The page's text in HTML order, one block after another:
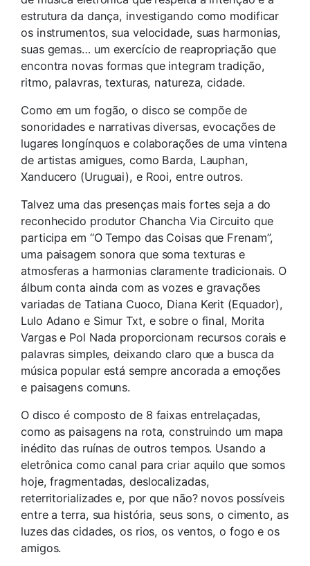
estrutura da dança, investigando como modificar
os instrumentos, sua velocidade, suas harmonias,
suas gemas… um exercício de reapropriação que
encontra novas formas que integram tradição,
ritmo, palavras, texturas, natureza, cidade.
Como em um fogão, o disco se compõe de
sonoridades e narrativas diversas, evocações de
lugares longínquos e colaborações de uma vintena
de artistas amigues, como Barda, Lauphan,
Xanducero (Uruguai), e Rooi, entre outros.
Talvez uma das presenças mais fortes seja a do
reconhecido produtor Chancha Via Circuito que
participa em “O Tempo das Coisas que Frenam”,
uma paisagem sonora que soma texturas e
atmosferas a harmonias claramente tradicionais. O
álbum conta ainda com as vozes e gravações
variadas de Tatiana Cuoco, Diana Kerit (Equador),
Lulo Adano e Simur Txt, e sobre o final, Morita
Vargas e Pol Nada proporcionam recursos corais e
palavras simples, deixando claro que a busca da
música popular está sempre ancorada a emoções
e paisagens comuns.
O disco é composto de 8 faixas entrelaçadas,
como as paisagens na rota, construindo um mapa
inédito das ruínas de outros tempos. Usando a
eletrônica como canal para criar aquilo que somos
hoje, fragmentadas, deslocalizadas,
reterritorializades e, por que não? novos possíveis
entre a terra, sua história, seus sons, o cimento, as
luzes das cidades, os rios, os ventos, o fogo e os
amigos.